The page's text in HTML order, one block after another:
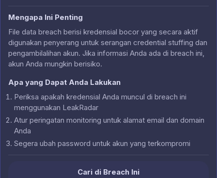
Mengapa Ini Penting
File data breach berisi kredensial bocor yang secara aktif
digunakan penyerang untuk serangan credential stuffing dan
pengambilalihan akun. Jika informasi Anda ada di breach ini,
akun Anda mungkin berisiko.
Apa yang Dapat Anda Lakukan
Periksa apakah kredensial Anda muncul di breach ini
menggunakan LeakRadar
Atur peringatan monitoring untuk alamat email dan domain
Anda
Segera ubah password untuk akun yang terkompromi
Cari di Breach Ini